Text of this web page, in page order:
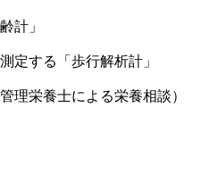
計」
定する「歩行解析計」
理栄養士による栄養相談）